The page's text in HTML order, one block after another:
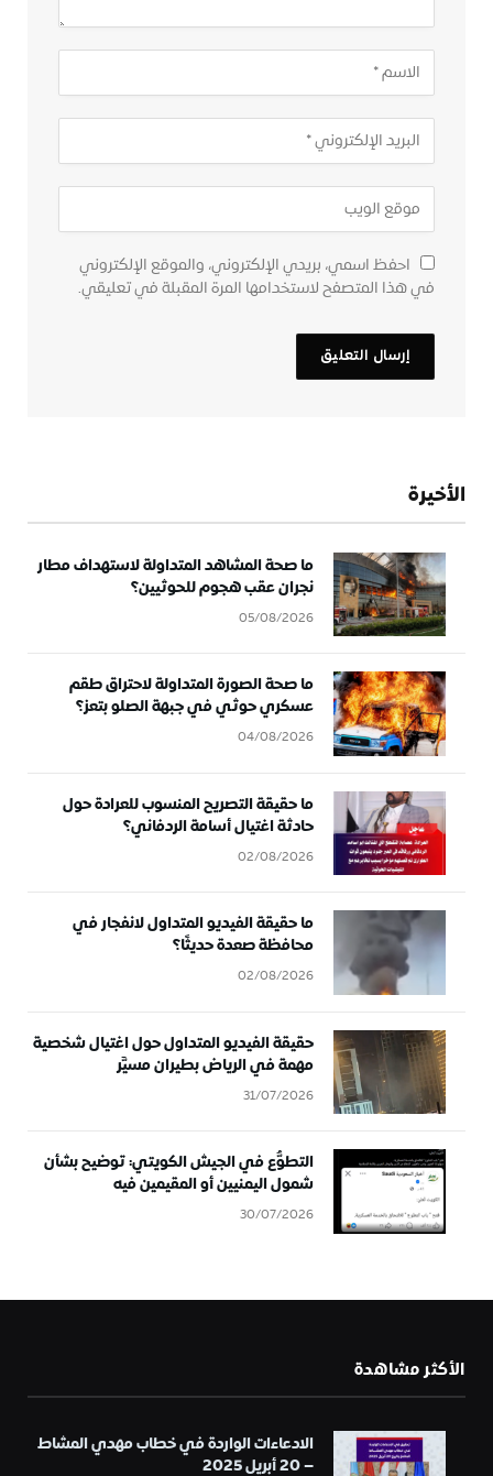
احفظ اسمي، بريدي الإلكتروني، والموقع الإلكتروني
في هذا المتصفح لاستخدامها المرة المقبلة في تعليقي.
الأخيرة
ما صحة المشاهد المتداولة لاستهداف مطار
نجران عقب هجوم للحوثيين؟
05/08/2026
ما صحة الصورة المتداولة لاحتراق طقم
عسكري حوثي في جبهة الصلو بتعز؟
04/08/2026
ما حقيقة التصريح المنسوب للعرادة حول
حادثة اغتيال أسامة الردفاني؟
02/08/2026
ما حقيقة الفيديو المتداول لانفجار في
محافظة صعدة حديثًا؟
02/08/2026
حقيقة الفيديو المتداول حول اغتيال شخصية
مهمة في الرياض بطيران مسيَّر
31/07/2026
التطوُّع في الجيش الكويتي: توضيح بشأن
شمول اليمنيين أو المقيمين فيه
30/07/2026
الأكثر مشاهدة
الادعاءات الواردة في خطاب مهدي المشاط
– 20 أبريل 2025